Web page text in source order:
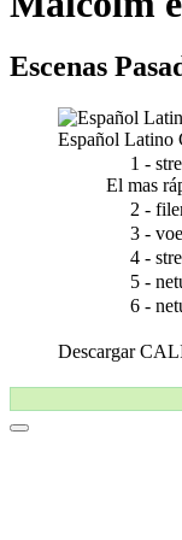
Escenas
Español Latino
1 -
El mas
2 -
3 -
4 -
5 -
6 -
Descargar